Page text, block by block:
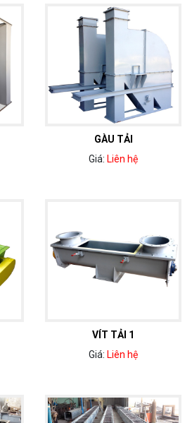
GÀU TẢI
Giá: Liên hệ
VÍT TẢI 1
Giá: Liên hệ